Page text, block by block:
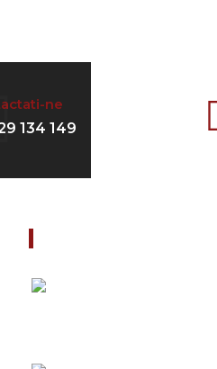
ne
134 149